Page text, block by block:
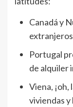
Canadá y
Portugal
de alquiler
Viena, ¡oh,
viviendas y